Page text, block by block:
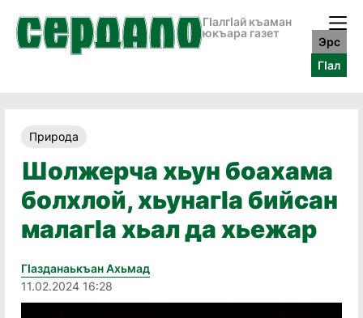
ГӀалгӀай къаман
юкъара газет
Эрс
ГӀал
Природа
Шолжерча хьун боахама
болхлой, хьунагӀа бийсан
малагӀа хьал да хьежар
Гӏазданаькъан Ахьмад
11.02.2024 16:28